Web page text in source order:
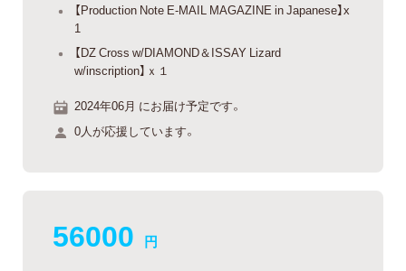
【Production Note E-MAIL MAGAZINE in Japanese】x
1
【DZ Cross w/DIAMOND＆ISSAY Lizard
w/inscription】ｘ１
2024年06月 にお届け予定です。
0人が応援しています。
56000 円